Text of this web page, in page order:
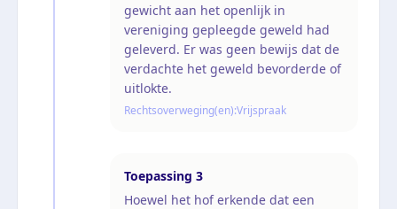
gewicht aan het openlijk in
vereniging gepleegde geweld had
geleverd. Er was geen bewijs dat de
verdachte het geweld bevorderde of
uitlokte.
Rechtsoverweging(en):Vrijspraak
Toepassing 3
Hoewel het hof erkende dat een